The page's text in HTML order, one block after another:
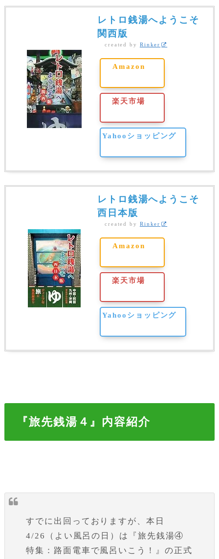
レトロ銭湯へようこそ
関西版
created by Rinker
Amazon
楽天市場
Yahooショッピング
レトロ銭湯へようこそ
西日本版
created by Rinker
Amazon
楽天市場
Yahooショッピング
『旅先銭湯４』内容紹介
すでに出回っておりますが、本日
4/26（よい風呂の日）は『旅先銭湯④
特集：路面電車で風呂いこう！』の正式